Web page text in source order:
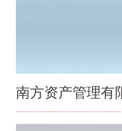
南方资产管理有